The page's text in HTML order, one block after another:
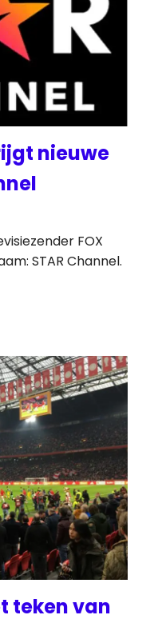
nieuwe
FOX
STAR Channel.
teken van